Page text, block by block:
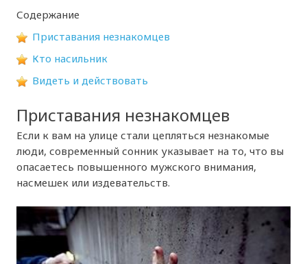
Содержание
Приставания незнакомцев
Кто насильник
Видеть и действовать
Приставания незнакомцев
Если к вам на улице стали цепляться незнакомые
люди, современный сонник указывает на то, что вы
опасаетесь повышенного мужского внимания,
насмешек или издевательств.